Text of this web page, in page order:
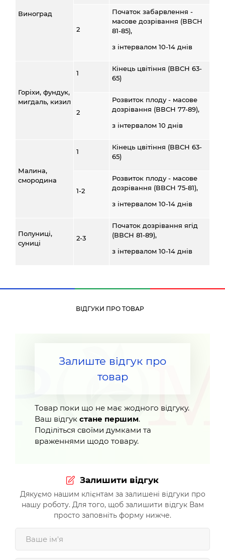
Виноград
2
Початок забарвлення -
масове дозрівання (ВВСН
81-85),
з інтервалом 10-14 днів
Горіхи, фундук,
мигдаль, кизил
1
Кінець цвітіння (ВВСН 63-
65)
2
Розвиток плоду - масове
дозрівання (ВВСН 77-89),
з інтервалом 10 днів
Малина,
смородина
1
Кінець цвітіння (ВВСН 63-
65)
1-2
Розвиток плоду - масове
дозрівання (ВВСН 75-81),
з інтервалом 10-14 днів
Полуниці,
суниці
2-3
Початок дозрівання ягід
(ВВСН 81-89),
з інтервалом 10-14 днів
ВІДГУКИ ПРО ТОВАР
Залиште відгук про
товар
Товар поки що не має жодного відгуку.
Ваш відгук стане першим.
Поділіться своїми думками та
враженнями щодо товару.
Залишити відгук
Дякуємо нашим клієнтам за залишені відгуки про
нашу роботу. Для того, щоб залишити відгук Вам
просто заповніть форму нижче.